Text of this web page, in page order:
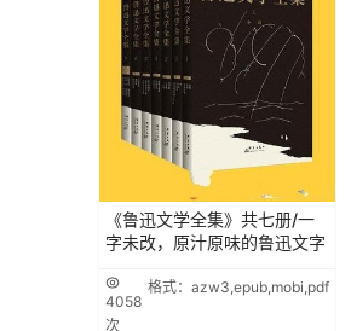
《鲁迅文学全集》共七册/一
字未改，原汁原味的鲁迅文字
4058
次
格式：azw3,epub,mobi,pdf